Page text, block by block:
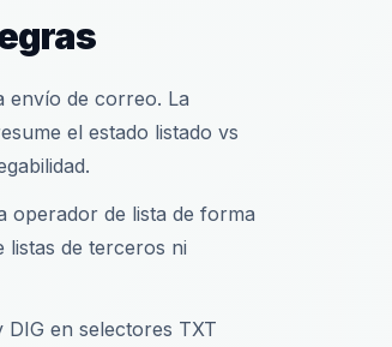
envío de correo. La
el estado listado vs
operador de lista de forma
listas de terceros ni
en selectores TXT